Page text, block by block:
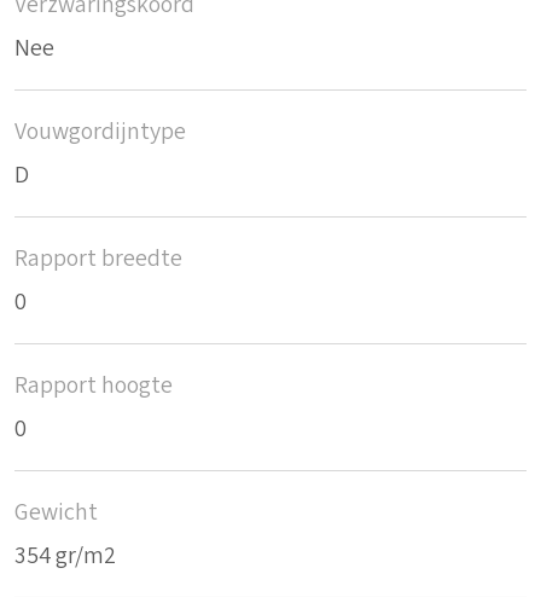
Nee
Vouwgordijntype
D
Rapport breedte
0
Rapport hoogte
0
Gewicht
354 gr/m2